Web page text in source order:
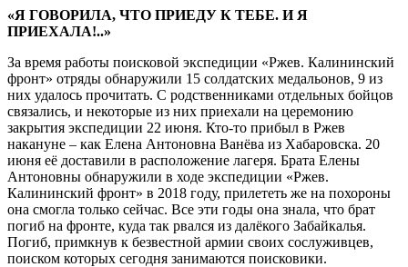
«Я ГОВОРИЛА, ЧТО ПРИЕДУ К ТЕБЕ. И Я
ПРИЕХАЛА!..»
За время работы поисковой экспедиции «Ржев. Калининский
фронт» отряды обнаружили 15 солдатских медальонов, 9 из
них удалось прочитать. С родственниками отдельных бойцов
связались, и некоторые из них приехали на церемонию
закрытия экспедиции 22 июня. Кто-то прибыл в Ржев
накануне – как Елена Антоновна Ванёва из Хабаровска. 20
июня её доставили в расположение лагеря. Брата Елены
Антоновны обнаружили в ходе экспедиции «Ржев.
Калининский фронт» в 2018 году, прилететь же на похороны
она смогла только сейчас. Все эти годы она знала, что брат
погиб на фронте, куда так рвался из далёкого Забайкалья.
Погиб, примкнув к безвестной армии своих сослуживцев,
поиском которых сегодня занимаются поисковики.